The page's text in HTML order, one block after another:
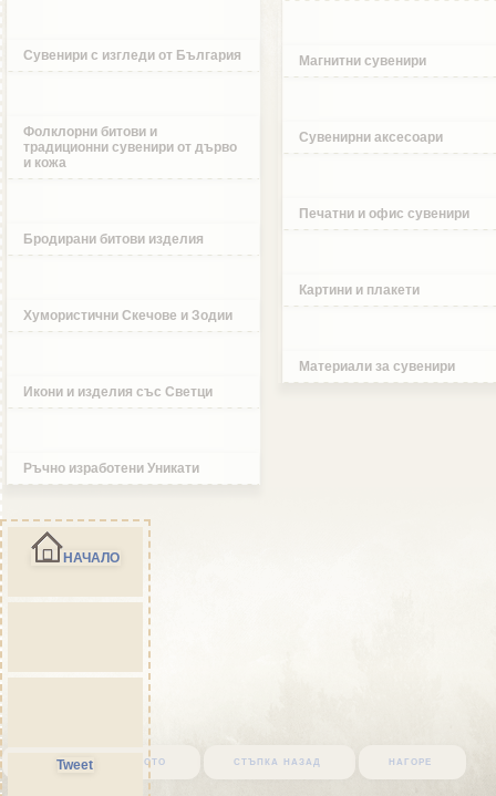
Сувенири с изгледи от България
Фолклорни битови и
традиционни сувенири от дърво
и кожа
Бродирани битови изделия
Хумористични Скечове и Зодии
Икони и изделия със Светци
Ръчно изработени Уникати
Магнитни сувенири
Сувенирни аксесоари
Печатни и офис сувенири
Картини и плакети
Материали за сувенири
върни се в началото стъпка назад нагоре
НАЧАЛО
Tweet